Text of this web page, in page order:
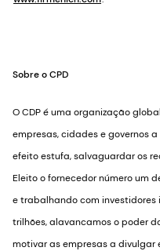
Sobre o CPD
O CDP é uma organização
empresas, cidades e governos
efeito estufa, salvaguardar os
Eleito o fornecedor número um
e trabalhando com investidores
trilhões, alavancamos o poder
motivar as empresas a